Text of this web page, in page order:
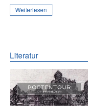
Weiterlesen
Literatur